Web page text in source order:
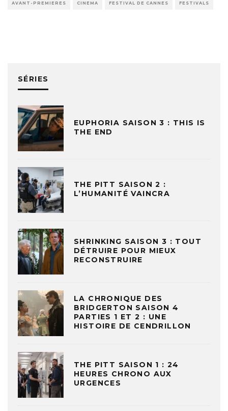
AVANT-PREMIERES CINEMA FESTIVAL DE CANNES FESTIVALS
SÉRIES
EUPHORIA SAISON 3 : THIS IS
THE END
THE PITT SAISON 2 :
L’HUMANITÉ VAINCRA
SHRINKING SAISON 3 : TOUT
DÉTRUIRE POUR MIEUX
RECONSTRUIRE
LA CHRONIQUE DES
BRIDGERTON SAISON 4
PARTIES 1 ET 2 : UNE
HISTOIRE DE CENDRILLON
THE PITT SAISON 1 : 24
HEURES CHRONO AUX
URGENCES